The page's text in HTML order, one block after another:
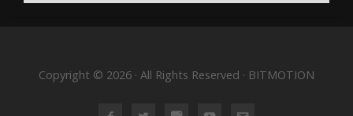
Copyright © 2026 · All Rights Reserved · BITMOTION